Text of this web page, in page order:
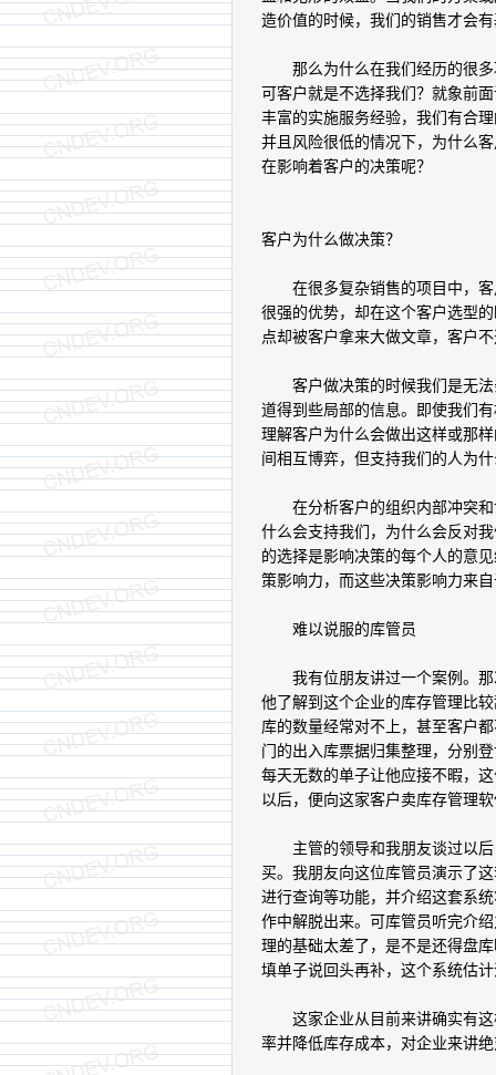
造价值的时候，我们的销售才会
那么为什么在我们经历的很多
可客户就是不选择我们？就象前
丰富的实施服务经验，我们有合
并且风险很低的情况下，为什么
在影响着客户的决策呢？
客户为什么做决策？
在很多复杂销售的项目中，客
很强的优势，却在这个客户选型
点却被客户拿来大做文章，客户
客户做决策的时候我们是无法
道得到些局部的信息。即使我们
理解客户为什么会做出这样或那
间相互博弈，但支持我们的人为
在分析客户的组织内部冲突和
什么会支持我们，为什么会反对
的选择是影响决策的每个人的意
策影响力，而这些决策影响力来
难以说服的库管员
我有位朋友讲过一个案例。那
他了解到这个企业的库存管理比
库的数量经常对不上，甚至客户
门的出入库票据归集整理，分别
每天无数的单子让他应接不暇，
以后，便向这家客户卖库存管理
主管的领导和我朋友谈过以后
买。我朋友向这位库管员演示了
进行查询等功能，并介绍这套系
作中解脱出来。可库管员听完介
理的基础太差了，是不是还得盘
填单子说回头再补，这个系统估
这家企业从目前来讲确实有这
率并降低库存成本，对企业来讲